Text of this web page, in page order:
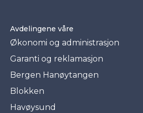
Avdelingene våre
Økonomi og administrasjon
Garanti og reklamasjon
Bergen Hanøytangen
Blokken
Havøysund